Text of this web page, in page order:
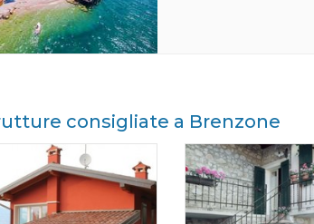
consigliate a Brenzone